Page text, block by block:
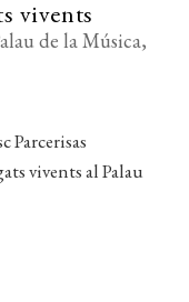
vivents
de la Música,
Parcerisas
vivents al Palau